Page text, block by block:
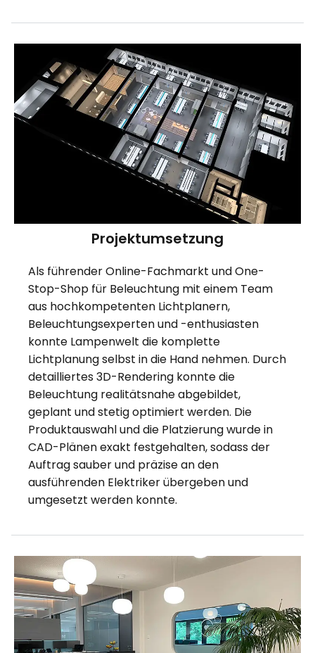
Projektumsetzung
Als führender Online-Fachmarkt und One-
Stop-Shop für Beleuchtung mit einem Team
aus hochkompetenten Lichtplanern,
Beleuchtungsexperten und -enthusiasten
konnte Lampenwelt die komplette
Lichtplanung selbst in die Hand nehmen. Durch
detailliertes 3D-Rendering konnte die
Beleuchtung realitätsnahe abgebildet,
geplant und stetig optimiert werden. Die
Produktauswahl und die Platzierung wurde in
CAD-Plänen exakt festgehalten, sodass der
Auftrag sauber und präzise an den
ausführenden Elektriker übergeben und
umgesetzt werden konnte.